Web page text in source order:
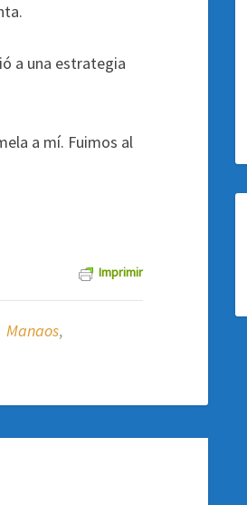
a una estrategia
a mí. Fuimos al
Imprimir
Manaos,